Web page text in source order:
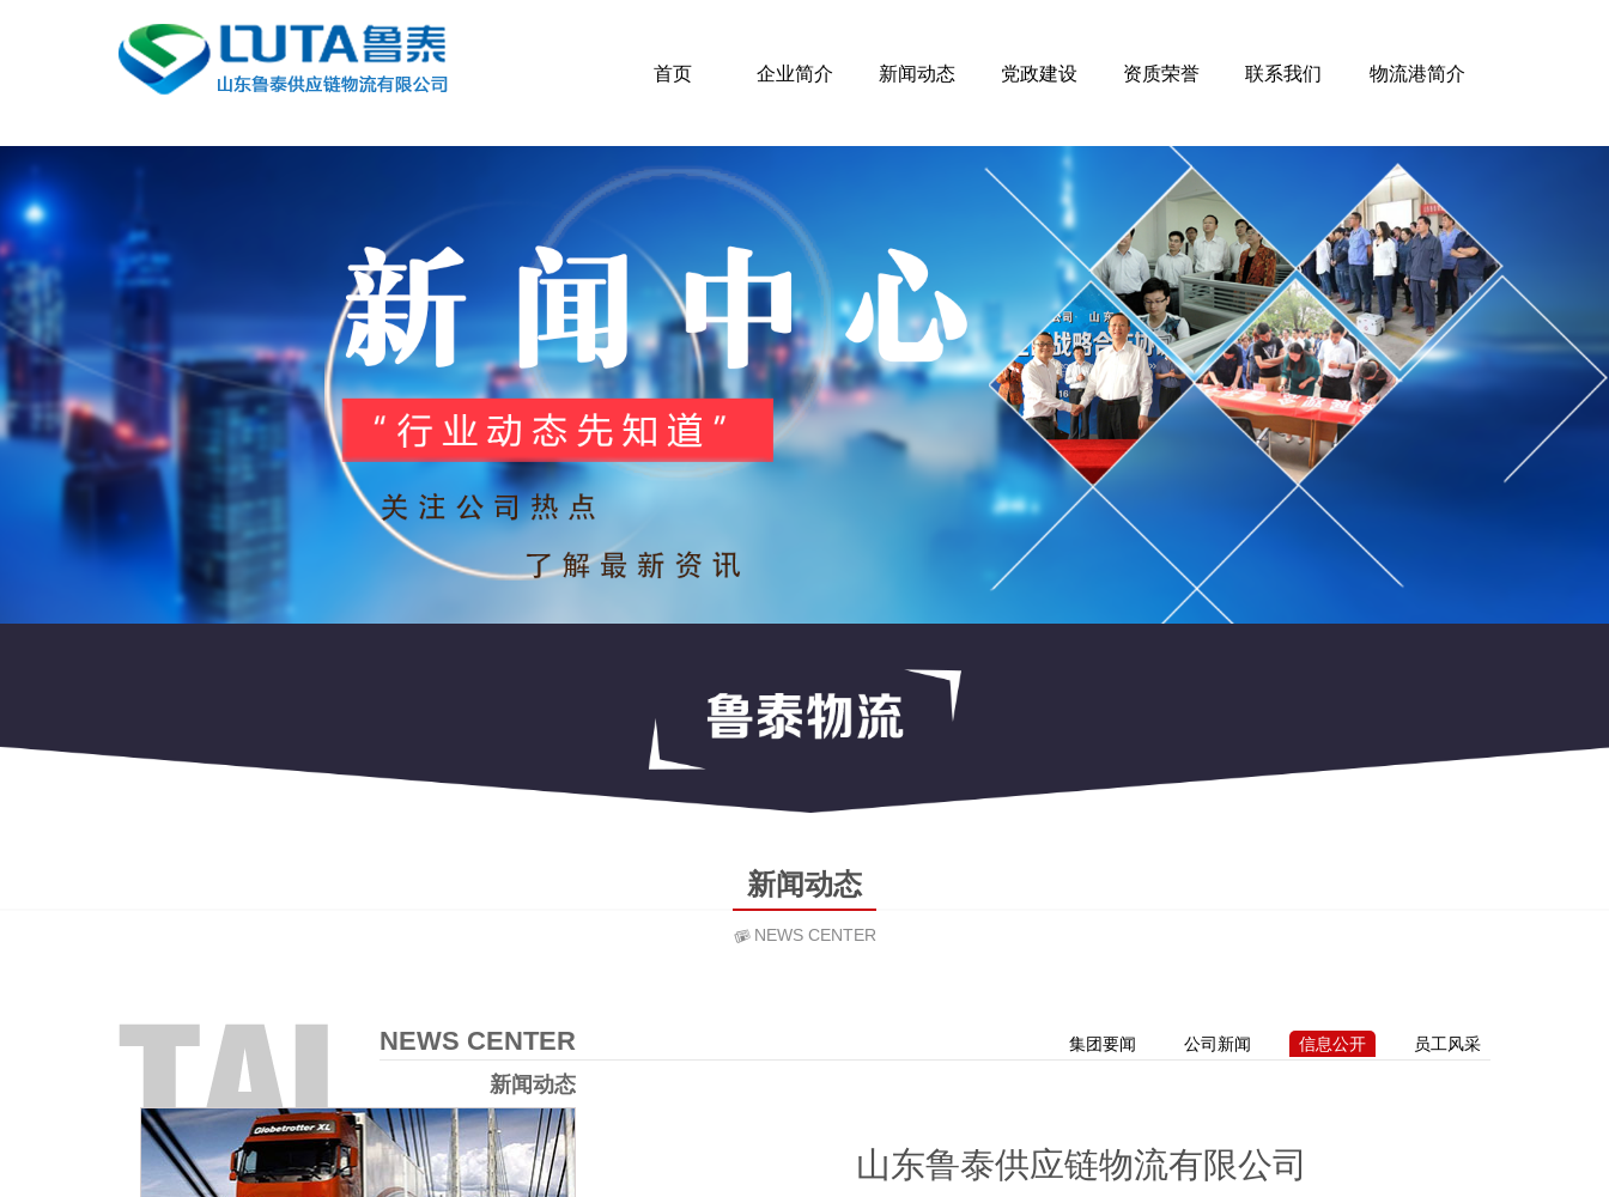
首页 企业简介 新闻动态 党政建设 资质荣誉 联系我们 物流港简介
新闻动态
NEWS CENTER
NEWS CENTER
新闻动态
集团要闻 公司新闻 信息公开 员工风采
山东鲁泰供应链物流有限公司